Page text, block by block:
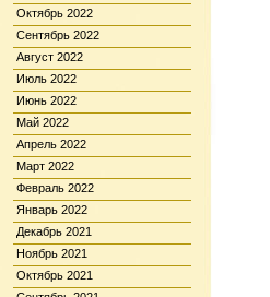
Октябрь 2022
Сентябрь 2022
Август 2022
Июль 2022
Июнь 2022
Май 2022
Апрель 2022
Март 2022
Февраль 2022
Январь 2022
Декабрь 2021
Ноябрь 2021
Октябрь 2021